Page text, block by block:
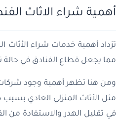
أهمية شراء الاثاث
تزداد أهمية خدمات شراء الأثاث
مما يجعل قطاع الفنادق في حالة
ومن هنا تظهر أهمية وجود
مثل الأثاث المنزلي العادي بسبب
في تقليل الهدر والاستفادة من